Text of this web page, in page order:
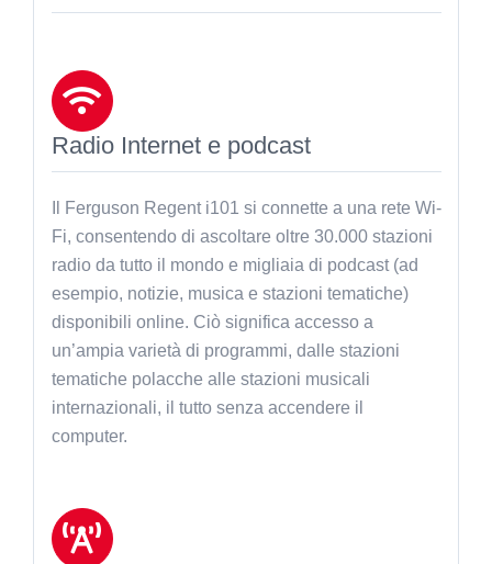
Radio Internet e podcast
Il Ferguson Regent i101 si connette a una rete Wi-
Fi, consentendo di ascoltare oltre 30.000 stazioni
radio da tutto il mondo e migliaia di podcast (ad
esempio, notizie, musica e stazioni tematiche)
disponibili online. Ciò significa accesso a
un’ampia varietà di programmi, dalle stazioni
tematiche polacche alle stazioni musicali
internazionali, il tutto senza accendere il
computer.